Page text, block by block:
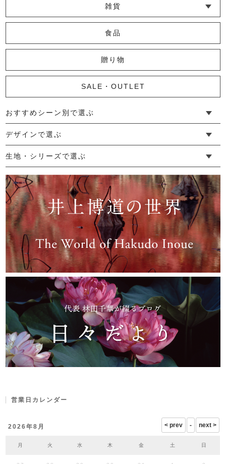
雑貨
└ その他小物
└ タオル・ハンカチ
└ ポーチ
└ インテリア
食品
贈り物
SALE・OUTLET
おすすめシーン別で選ぶ
└ 新生活
└ 和装
└ 旅行
└ 快眠
└ お祝い
デザインで選ぶ
└ ゆったりデザイン
└ 小柄さんにおすすめデザイン
└ 袖付きデザイン
└ メンズ・ユニセックスデザイン
└ 暮らしの黒色特集
生地・シリーズで選ぶ
└ 手紬手織り麻
└ 先染め麻
└ からみ織
└ グレーズリネン
└ 綿麻帆布
└ リネンツイード
└ リネンハンプ
└ ざっくり麻
└ オーガニックの蚊帳
└ かやキノミシリーズ
└ ふちどりシリーズ
└ 花紋シリーズ
└ 小紋シリーズ
└ 華わびシリーズ
└ 波ステッチシリーズ
└ あゆみ鹿シリーズ
└ 森の鹿シリーズ
└ まほろばシリーズ
└ 刺し子渦シリーズ
└ 革の水玉シリーズ
└ 新ビオシリーズ
営業日カレンダー
2026年8月
月 火 水 木 金 土 日